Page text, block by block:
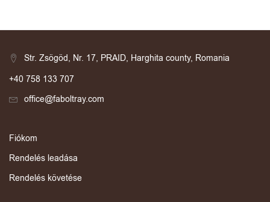
Str. Zsögöd, Nr. 17, PRAID, Harghita county, Romania
+40 758 133 707
office@faboltray.com
Fiókom
Rendelés leadása
Rendelés követése